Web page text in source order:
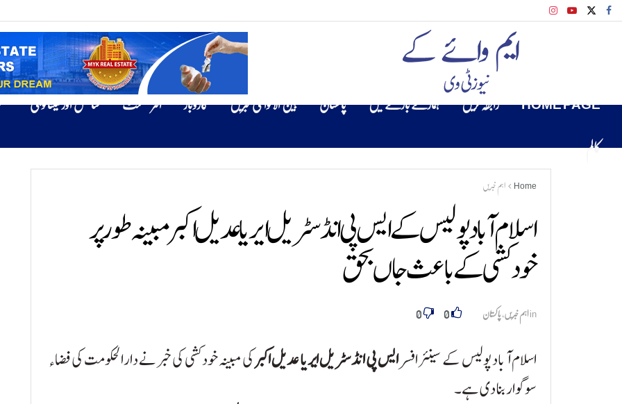
HOME PAGE رابطہ کریں ہمارے بارے میں پاکستان بین الاقوامی خبریں کاروبار انٹرٹینمنٹ سائنس اور ٹیکنالوجی
کالم
Home اہم خبریں
اسلام آباد پولیس کے ایس پی انڈسٹریل ایریا عدیل اکبر مبینہ طور پر
خودکشی کے باعث جاں بحق
in اہم خبریں,پاکستان 0
0
اسلام آباد پولیس کے سینئر افسرایس پی انڈسٹریل ایریا عدیل اکبرکی مبینہ خودکشی کی خبر نے دارالحکومت کی فضاء
سوگوار بنا دی ہے۔